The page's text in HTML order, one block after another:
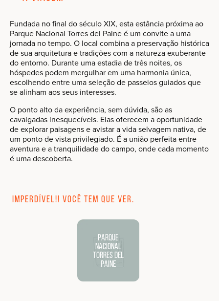
Fundada no final do século XIX, esta estância próxima ao
Parque Nacional Torres del Paine é um convite a uma
jornada no tempo. O local combina a preservação histórica
de sua arquitetura e tradições com a natureza exuberante
do entorno. Durante uma estadia de três noites, os
hóspedes podem mergulhar em uma harmonia única,
escolhendo entre uma seleção de passeios guiados que
se alinham aos seus interesses.
O ponto alto da experiência, sem dúvida, são as
cavalgadas inesquecíveis. Elas oferecem a oportunidade
de explorar paisagens e avistar a vida selvagem nativa, de
um ponto de vista privilegiado. É a união perfeita entre
aventura e a tranquilidade do campo, onde cada momento
é uma descoberta.
Imperdível!! Você tem que ver.
Parque
Nacional
Torres del
Paine